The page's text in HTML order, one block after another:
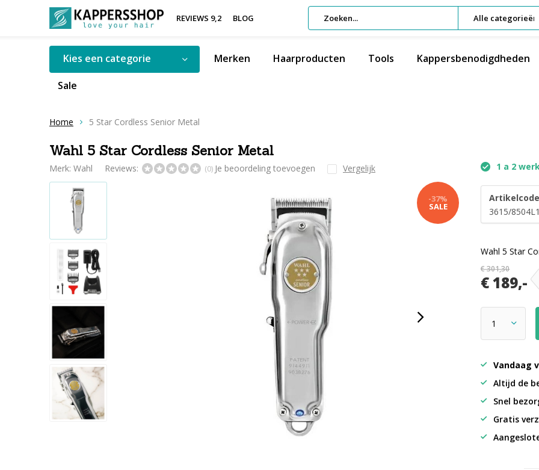
REVIEWS 9,2 BLOG Alle categorieën
Kies een categorie Merken Haarproducten Tools Kappersbenodigdheden
Sale
Home 5 Star Cordless Senior Metal
Wahl 5 Star Cordless Senior Metal
Merk: Wahl Reviews: (0) Je beoordeling toevoegen Vergelijk
-37%
SALE
1 a 2
3615/
Wahl 5 Star
€ 301,30
€ 189,-
Vandaag
Altijd de
Snel
Gratis